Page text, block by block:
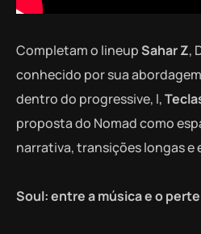
Completam o lineupSahar Z,
conhecido por sua
dentro do progressive, l,
proposta do Nomad como
narrativa, transições longas e
Soul: entre a música e o